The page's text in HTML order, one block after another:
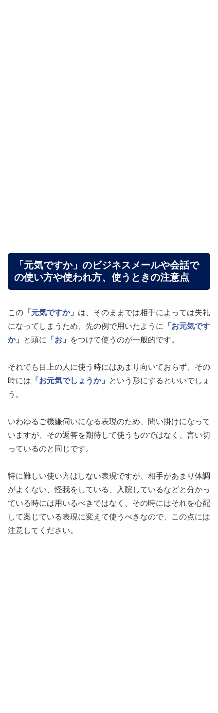
「元気ですか」のビジネスメールや会話で
の使い方や使われ方、使うときの注意点
この 「元気ですか」 は、そのままでは相手によっては失礼
になってしまうため、先の例で用いたように
「お元気です
か」
と頭に 「お」 をつけて使うのが一般的です。
それでも目上の人に使う時にはあまり向いておらず、その
時には 「お元気でしょうか」
という形にするといいでしょ
う。
いわゆるご機嫌伺いになる表現のため、問い掛けになって
いますが、その返答を期待して使うものではなく、言い切
っているのと同じです。
特に難しい使い方はしない表現ですが、相手があまり体調
がよくない、怪我をしている、入院しているなどと分かっ
ている時には用いるべきではなく、その時にはそれを心配
して案じている表現に変えて使うべきなので、この点には
注意してください。